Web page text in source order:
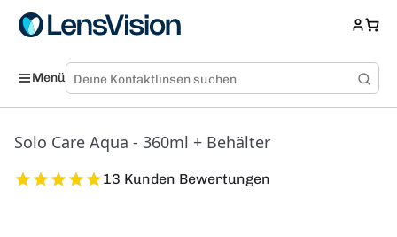
Menü
Solo Care Aqua - 360ml + Behälter
13 Kunden Bewertungen